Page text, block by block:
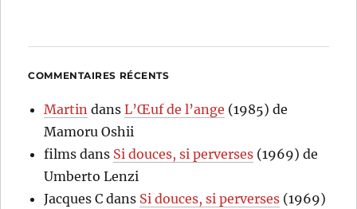
COMMENTAIRES RÉCENTS
Martin dansL’Œuf de l’ange (1985) de
Mamoru Oshii
films dans Si douces, si perverses (1969) de
Umberto Lenzi
Jacques C dans Si douces, si perverses (1969)